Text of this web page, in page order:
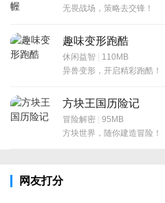
无畏战场，策略去交锋！
趣味变形跑酷
休闲益智 | 110MB
异兽变形，开启精彩跑酷！
方块王国历险记
冒险解密 | 95MB
方块世界，随你建造冒险！
网友打分